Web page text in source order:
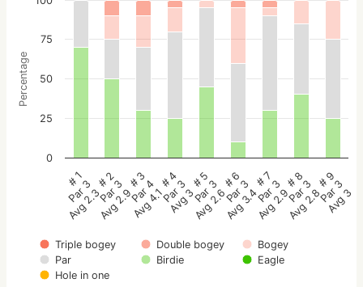
Percentage
Triple bogey Double bogey
Bogey
Par
Birdie
Eagle
Hole in one
# 1
Par 3
Avg 2.3
# 2
Par 3
Avg 2.9
# 3
Par 4
Avg 4.1
# 4
Par 3
Avg 3
# 5
Par 3
Avg 2.6
# 6
Par 3
Avg 3.4
# 7
Par 3
Avg 2.9
# 8
Par 3
Avg 2.8
# 9
Par 3
Avg 3
0
25
50
75